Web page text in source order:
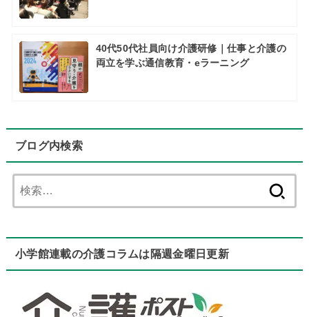
40代50代社員向け介護研修｜仕事と介護の
両立を学ぶ通信教育・eラーニング
ブログ内検索
索:
小学館連載の介護コラムは隔週金曜日更新